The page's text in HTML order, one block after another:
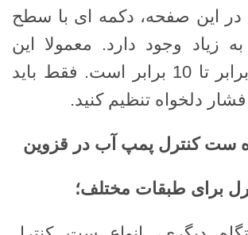
در این صفحه، دکمه ای با سطح
زیاد وجود دارد. معمولا این
مقدار بین 2 برابر تا 10 برابر است. فقط باید
دلخواه تنظیم کنید.
ست کنترل پمپ آب در قزوین
برای طبقات مختلف؛